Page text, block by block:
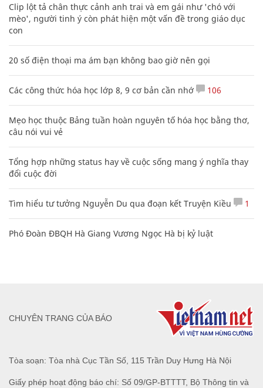
Clip lột tả chân thực cảnh anh trai và em gái như 'chó với
mèo', người tinh ý còn phát hiện một vấn đề trong giáo dục
con
20 số điện thoại ma ám bạn không bao giờ nên gọi
Các công thức hóa học lớp 8, 9 cơ bản cần nhớ 106
Mẹo học thuộc Bảng tuần hoàn nguyên tố hóa học bằng thơ,
câu nói vui vẻ
Tổng hợp những status hay về cuộc sống mang ý nghĩa thay
đổi cuộc đời
Tìm hiểu tư tưởng Nguyễn Du qua đoạn kết Truyện Kiều 1
Phó Đoàn ĐBQH Hà Giang Vương Ngọc Hà bị kỷ luật
Tòa soạn: Tòa nhà Cục Tần Số, 115 Trần Duy Hưng Hà Nội
Giấy phép hoạt động báo chí: Số 09/GP-BTTTT, Bộ Thông tin và
CHUYÊN TRANG CỦA BÁO